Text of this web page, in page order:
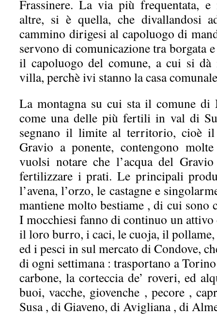
Frassinere. La via più frequentata,
altre, si è quella, che divallandosi
cammino dirigesi al capoluogo di
servono di comunicazione tra borgata
il capoluogo del comune, a cui si
villa, perchè ivi stanno la casa
La montagna su cui sta il comune di
come una delle più fertili in val di
segnano il limite al territorio, cioè il
Gravio a ponente, contengono
vuolsi notare che l’acqua del
fertilizzare i prati. Le principali
l’avena, l’orzo, le castagne e
mantiene molto bestiame , di cui
I mocchiesi fanno di continuo un
il loro burro, i caci, le cuoja, il
ed i pesci in sul mercato di Condove,
di ogni settimana : trasportano a
carbone, la corteccia de’ roveri, ed
buoi, vacche, giovenche , pecore ,
Susa , di Giaveno, di Avigliana , di